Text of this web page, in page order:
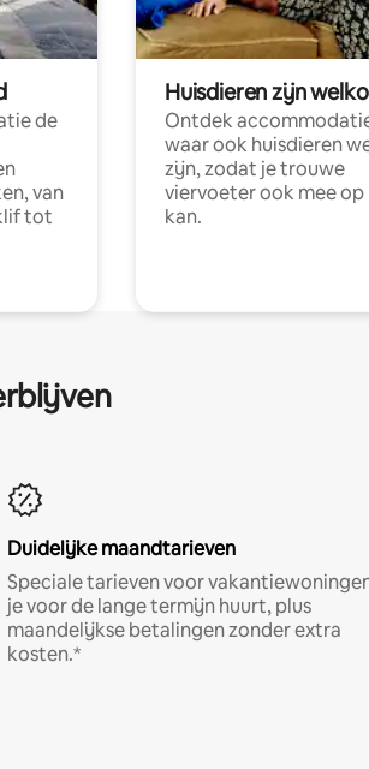
de
van
tot
Huisdieren zijn
Ontdek
waar ook huisdieren
zijn, zodat je trouwe
viervoeter ook mee op
kan.
Duidelijke maandtarieven
Speciale tarieven voor
je voor de lange termijn huurt, plus
maandelijkse betalingen zonder extra
kosten.*